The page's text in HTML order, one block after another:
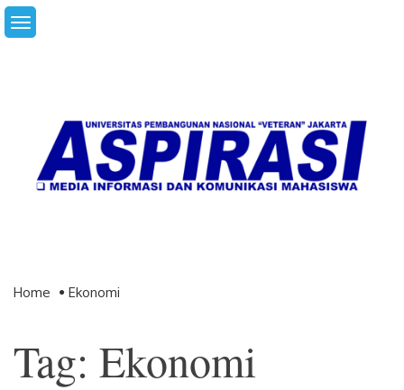
Skip
to
Home Ekonomi
Tag: Ekonomi